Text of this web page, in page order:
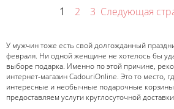
1 2 3 Следующая
У мужчин тоже есть свой долгожданный
февраля. Ни одной женщине не хотелось бы
выборе подарка. Именно по этой причине,
интернет-магазин CadouriOnline. Это то место,
интересные и необычные подарочные
предоставляем услуги круглосуточной